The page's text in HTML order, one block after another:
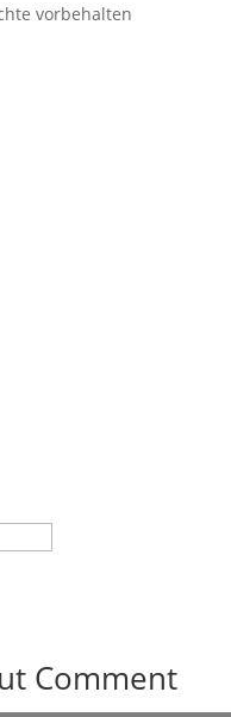
vorbehalten
Comment